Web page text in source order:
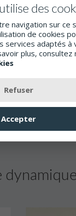
méritent un
des
navigation sur ce
de cookies
services adaptés à
plus, consultez
Refuser
Accepter